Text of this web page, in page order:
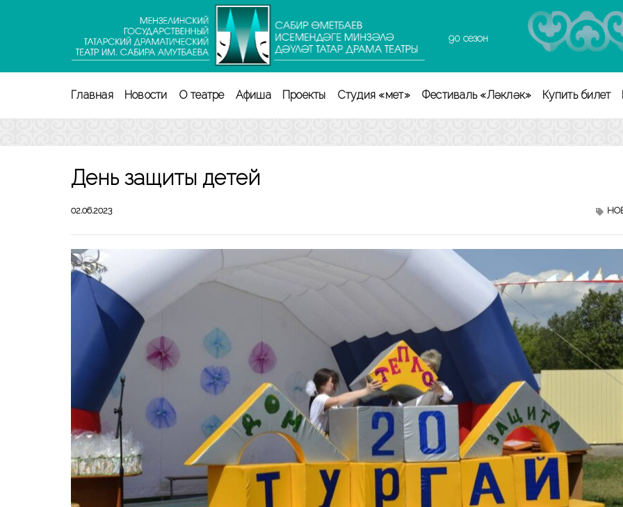
Enter)
90 сезон
Главная Новости О театре Афиша Проекты Студия «Өмет» Фестиваль «Ләкләк» Купить билет
День защиты детей
02.06.2023